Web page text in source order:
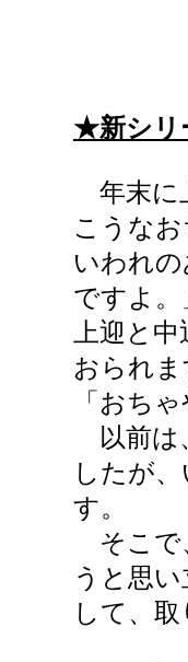
★新シリ
年末に
こうな
いわれ
ですよ
上迎と
おられま
「おち
以前は
したが
す。
そこで
うと思
して、